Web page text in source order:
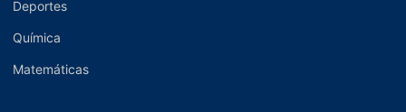
Deportes
Química
Matemáticas